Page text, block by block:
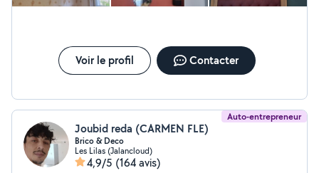
Voir le profil Contacter
Auto-entrepreneur
Joubid reda (CARMEN FLE)
Brico & Deco
Les Lilas (Jalancloud)
4,9/5 (164 avis)